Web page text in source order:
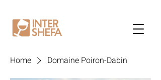
Home Domaine Poiron-Dabin